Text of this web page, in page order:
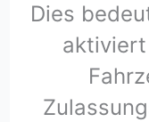
Dies